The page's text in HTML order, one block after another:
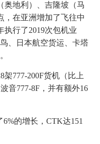
奥地利）、吉隆坡（马
，在亚洲增加了飞往中
执行了2019次包机业
、日本航空货运、卡塔
777-200F货机（比上
音777-8F，并有额外16
的增长，CTK达151